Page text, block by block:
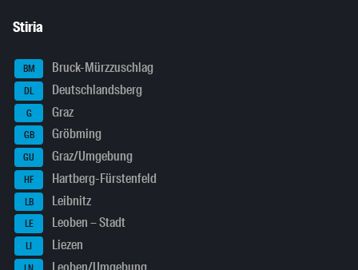
Stiria
BM Bruck-Mürzzuschlag
DL Deutschlandsberg
G Graz
GB Gröbming
GU Graz/Umgebung
HF Hartberg-Fürstenfeld
LB Leibnitz
LE Leoben – Stadt
LI Liezen